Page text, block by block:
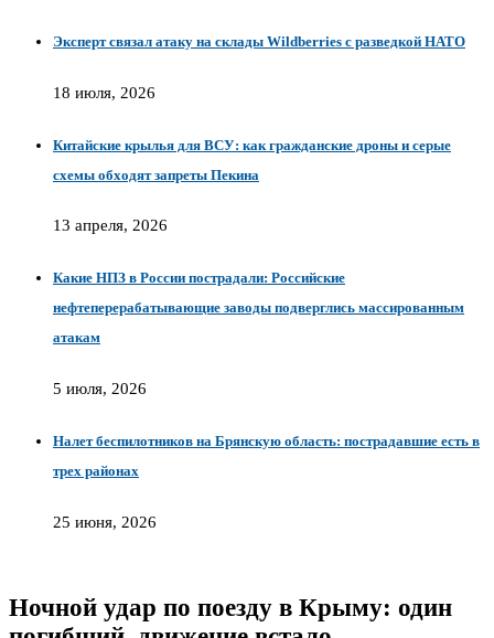
Эксперт связал атаку на склады Wildberries с разведкой НАТО
18 июля, 2026
Китайские крылья для ВСУ: как гражданские дроны и серые
схемы обходят запреты Пекина
13 апреля, 2026
Какие НПЗ в России пострадали: Российские
нефтеперерабатывающие заводы подверглись массированным
атакам
5 июля, 2026
Налет беспилотников на Брянскую область: пострадавшие есть в
трех районах
25 июня, 2026
Ночной удар по поезду в Крыму: один